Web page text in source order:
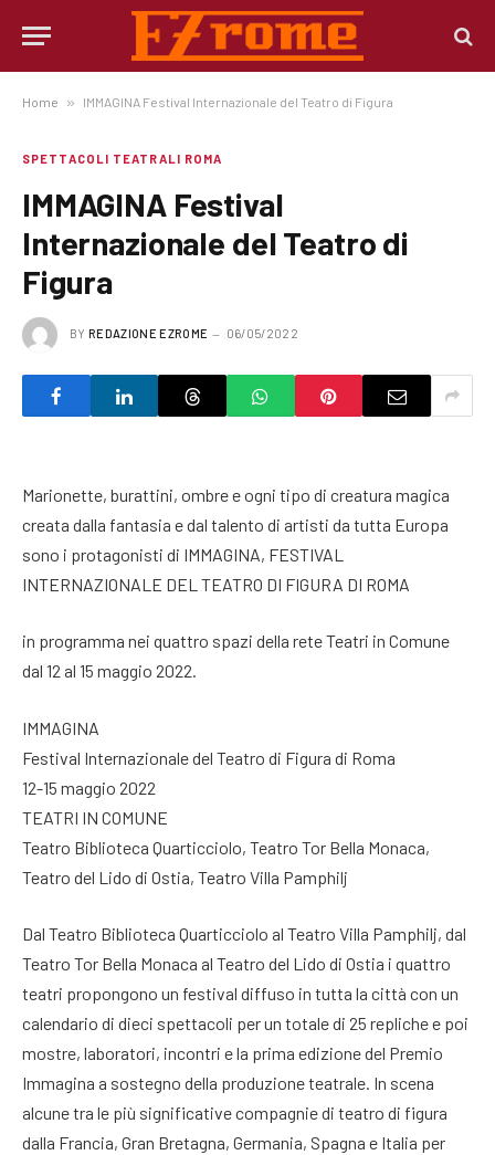
Home » IMMAGINA Festival Internazionale del Teatro di Figura
SPETTACOLI TEATRALI ROMA
IMMAGINA Festival
Internazionale del Teatro di
Figura
BY REDAZIONE EZROME 06/05/2022
Marionette, burattini, ombre e ogni tipo di creatura magica
creata dalla fantasia e dal talento di artisti da tutta Europa
sono i protagonisti di IMMAGINA, FESTIVAL
INTERNAZIONALE DEL TEATRO DI FIGURA DI ROMA
in programma nei quattro spazi della rete Teatri in Comune
dal 12 al 15 maggio 2022.
IMMAGINA
Festival Internazionale del Teatro di Figura di Roma
12-15 maggio 2022
TEATRI IN COMUNE
Teatro Biblioteca Quarticciolo, Teatro Tor Bella Monaca,
Teatro del Lido di Ostia, Teatro Villa Pamphilj
Dal Teatro Biblioteca Quarticciolo al Teatro Villa Pamphilj, dal
Teatro Tor Bella Monaca al Teatro del Lido di Ostia i quattro
teatri propongono un festival diffuso in tutta la città con un
calendario di dieci spettacoli per un totale di 25 repliche e poi
mostre, laboratori, incontri e la prima edizione del Premio
Immagina a sostegno della produzione teatrale. In scena
alcune tra le più significative compagnie di teatro di figura
dalla Francia, Gran Bretagna, Germania, Spagna e Italia per